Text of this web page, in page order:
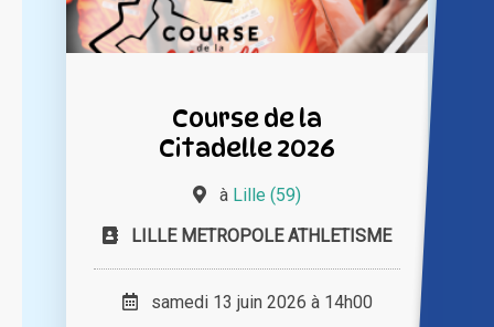
Course de la
Citadelle 2026
à Lille (59)
LILLE METROPOLE ATHLETISME
samedi 13 juin 2026 à 14h00